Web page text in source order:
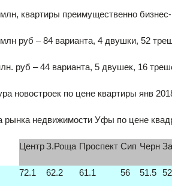
квартиры преимущественно
руб – 84 варианта, 4 двушки, 52
руб – 44 варианта, 5 двушек, 16
рынка недвижимости Уфы по цене
ЦентрЗ.Роща Проспект Сип Черн
72.1 62.2 61.1 56 51.5